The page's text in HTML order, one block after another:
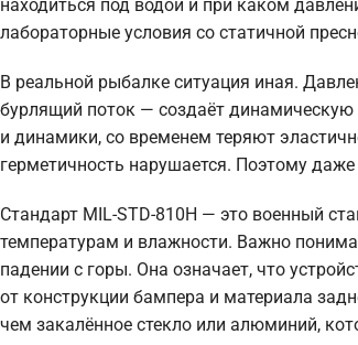
находиться под водой и при каком
лабораторные условия со статичной
В реальной рыбалке ситуация иная.
бурлящий поток — создаёт
и динамики, со временем теряют
герметичность нарушается. Поэтому
Стандарт MIL-STD-810H — это военный
температурам и влажности. Важно
падении с горы. Она означает, что
от конструкции бампера и материала
чем закалённое стекло или алюминий,